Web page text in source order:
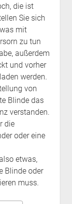
die ist
Sie sich
mit
zu tun
außerdem
und vorher
werden.
von
Blinde das
verstanden.
die
oder eine
etwas,
Blinde oder
muss.